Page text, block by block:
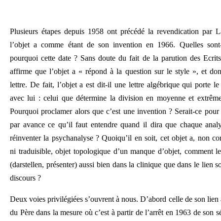
Plusieurs étapes depuis 1958 ont précédé la revendication par
l’objet a comme étant de son invention en 1966. Quelles
pourquoi cette date ? Sans doute du fait de la parution des
affirme que l’objet a « répond à la question sur le style », et
lettre. De fait, l’objet a est dit-il une lettre algébrique qui porte le
avec lui : celui que détermine la division en moyenne et
Pourquoi proclamer alors que c’est une invention ? Serait-ce pour
par avance ce qu’il faut entendre quand il dira que chaque
réinventer la psychanalyse ? Quoiqu’il en soit, cet objet a, non
ni traduisible, objet topologique d’un manque d’objet, comment
(darstellen, présenter) aussi bien dans la clinique que dans le lien
discours ?
Deux voies privilégiées s’ouvrent à nous. D’abord celle de son
du Père dans la mesure où c’est à partir de l’arrêt en 1963 de son